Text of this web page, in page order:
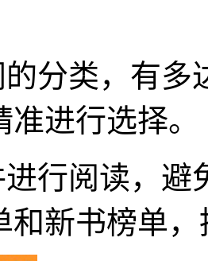
分类，有
进行选择。
行阅读，
和新书榜单